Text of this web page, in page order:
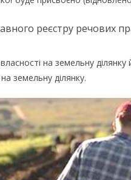
реєстру речових
на земельну
земельну ділянку.